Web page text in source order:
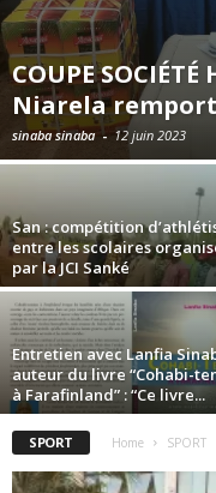
COUPE
Niarela
sinaba sinaba - 12 juin 2023
San : compétition
entre les scolaires
par la JCI Sanké
Entretien avec Lanfia
auteur du livre “Cohabi-
à Farafinland” : “Ce livre...
SPORT Home SPORT